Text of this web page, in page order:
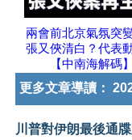
兩會前北京氣氛突
張又俠清白？代表
【中南海解碼
更多文章導讀：
川普對伊朗最後通